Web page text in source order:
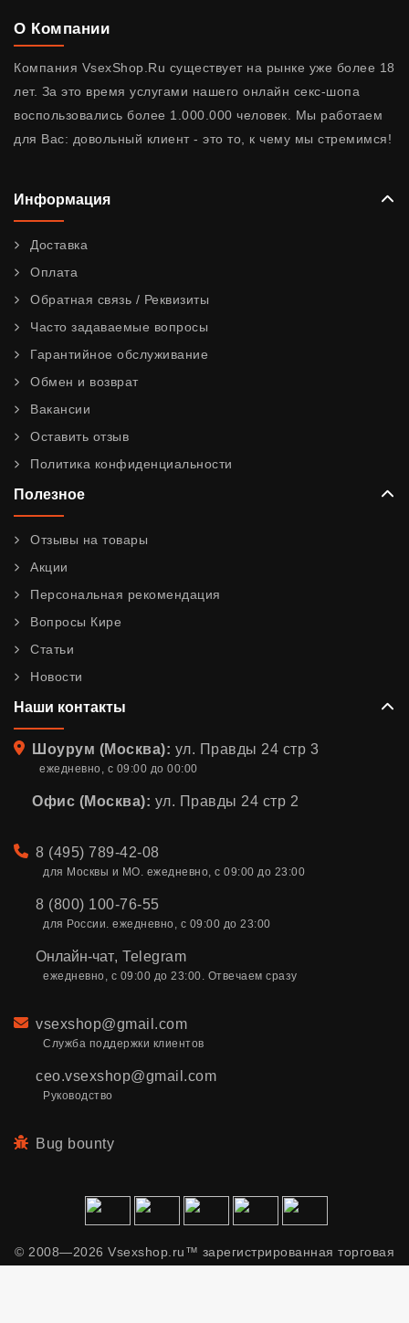
О Компании
Компания VsexShop.Ru существует на рынке уже более 18
лет. За это время услугами нашего онлайн секс-шопа
воспользовались более 1.000.000 человек. Мы работаем
для Вас: довольный клиент - это то, к чему мы стремимся!
Информация
Доставка
Оплата
Обратная связь / Реквизиты
Часто задаваемые вопросы
Гарантийное обслуживание
Обмен и возврат
Вакансии
Оставить отзыв
Политика конфиденциальности
Полезное
Отзывы на товары
Акции
Персональная рекомендация
Вопросы Кире
Статьи
Новости
Наши контакты
Адрес
Шоурум (Москва): ул. Правды 24 стр 3
ежедневно, с 09:00 до 00:00
Офис (Москва): ул. Правды 24 стр 2
Телефон
8 (495) 789-42-08
для Москвы и МО. ежедневно, с 09:00 до 23:00
8 (800) 100-76-55
для России. ежедневно, с 09:00 до 23:00
Онлайн-чат, Telegram
ежедневно, с 09:00 до 23:00. Отвечаем сразу
Email
vsexshop@gmail.com
Служба поддержки клиентов
ceo.vsexshop@gmail.com
Руководство
Bug bounty
© 2008—2026 Vsexshop.ru™ зарегистрированная торговая